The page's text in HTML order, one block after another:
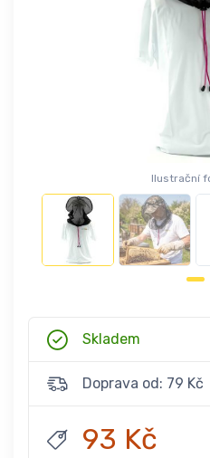
Ilustrační
Skladem
Doprava od: 79 Kč
93 Kč